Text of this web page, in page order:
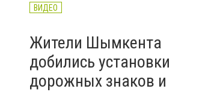
ВИДЕО
Жители Шымкента
добились установки
дорожных знаков и